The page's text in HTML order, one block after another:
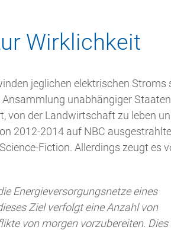
Wirklichkeit
jeglichen elektrischen Stroms
unabhängiger Staaten
von der Landwirtschaft zu leben
2012-2014 auf NBC
Fiction. Allerdings zeugt es
Energieversorgungsnetze eines
Ziel verfolgt eine Anzahl von
von morgen vorzubereiten. Dies